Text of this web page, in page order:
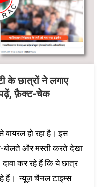
के छात्रों ने लगाए
पढ़ें, फ़ैक्ट-चेक
वायरल हो रहा है। इस
बोलते और मस्ती करते देखा
कर रहे हैं कि ये छात्र
रहे हैं। न्यूज़ चैनल टाइम्स